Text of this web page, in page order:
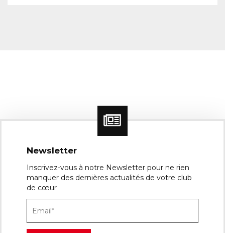
Newsletter
Inscrivez-vous à notre Newsletter pour ne rien
manquer des dernières actualités de votre club
de cœur